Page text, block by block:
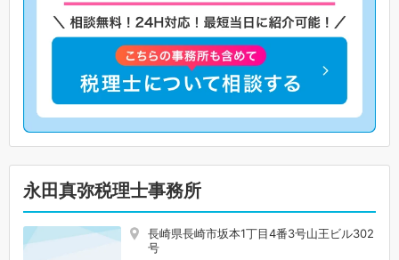
永田真弥税理士事務所
長崎県長崎市坂本1丁目4番3号山王ビル302
号